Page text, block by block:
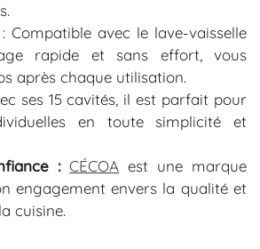
: Compatible avec le lave-vaisselle
rapide et sans effort, vous
après chaque utilisation.
ses 15 cavités, il est parfait pour
en toute simplicité et
: CÉCOA est une marque
engagement envers la qualité et
cuisine.